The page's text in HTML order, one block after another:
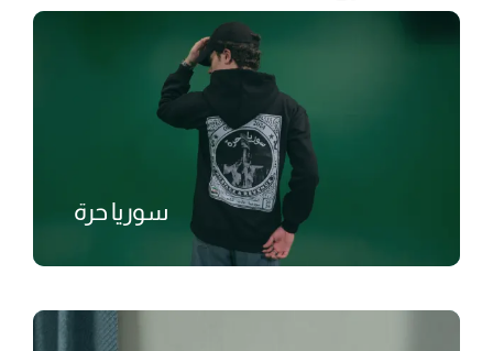
سوريا حرة
₺